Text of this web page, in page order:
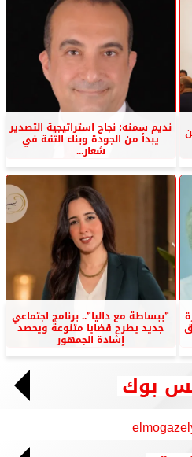
نديم سمنه: نجاح استراتيجية التصدير
يبدأ من الجودة وبناء الثقة في
شعار...
”ببساطة مع داليا”.. برنامج اجتماعي
جديد يطرح قضايا متنوعة ويحصد
إشادة الجمهور
بوك